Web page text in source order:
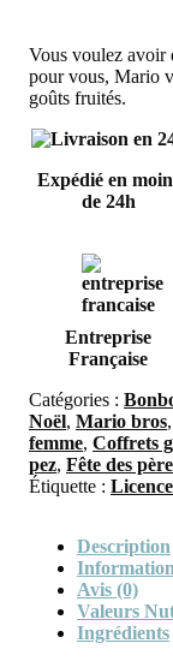
Vous voulez avoir
pour vous, Mario
goûts fruités.
Expédié en
de 24h
Entreprise
Française
Catégories :
Noël, Mario bros,
femme, Coffrets
pez, Fête des
Étiquette :
Description
Avis (0)
Valeurs
Ingrédients